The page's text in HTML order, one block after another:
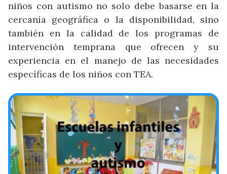
niños con autismo no solo debe basarse en la
cercanía geográfica o la disponibilidad, sino
también en la calidad de los programas de
intervención temprana que ofrecen y su
experiencia en el manejo de las necesidades
específicas de los niños con TEA.